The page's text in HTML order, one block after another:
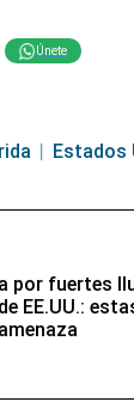
Únete
Estados
por fuertes
EE.UU.: